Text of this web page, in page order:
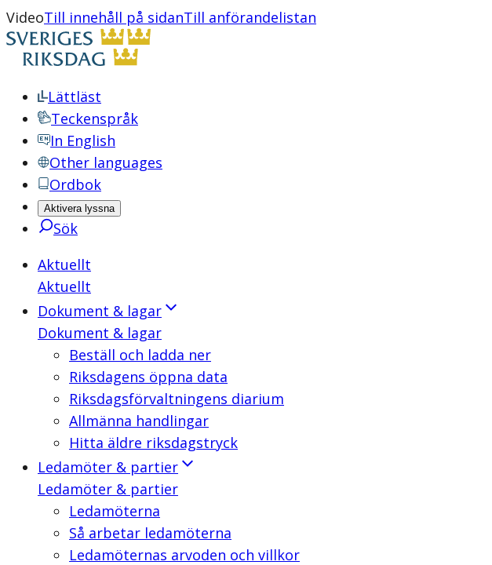
VideoTill innehåll på sidanTill anförandelistan
Lättläst
Teckenspråk
In English
Other languages
Ordbok
Aktivera lyssna
Sök
Aktuellt
Aktuellt
Dokument & lagar
Dokument & lagar
Beställ och ladda ner
Riksdagens öppna data
Riksdagsförvaltningens diarium
Allmänna handlingar
Hitta äldre riksdagstryck
Ledamöter & partier
Ledamöter & partier
Ledamöterna
Så arbetar ledamöterna
Ledamöternas arvoden och villkor